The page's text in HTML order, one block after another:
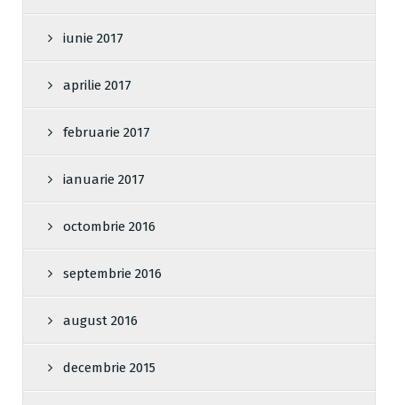
iunie 2017
aprilie 2017
februarie 2017
ianuarie 2017
octombrie 2016
septembrie 2016
august 2016
decembrie 2015